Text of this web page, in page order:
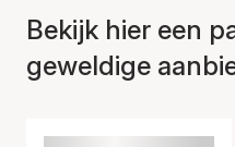
Bekijk hier een
geweldige